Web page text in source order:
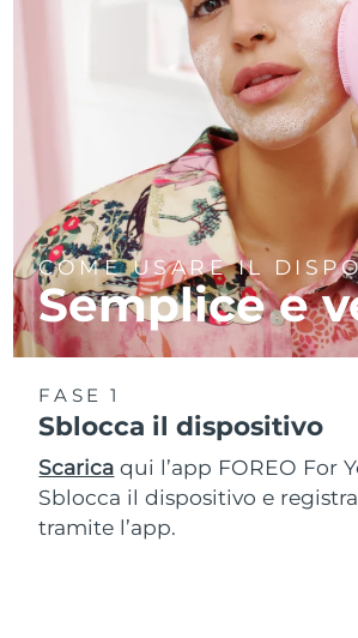
COME USARE IL
Semplice e
FASE 1
Sblocca il dispositivo
Scarica qui l’app FOREO For
Sblocca il dispositivo e
tramite l’app.